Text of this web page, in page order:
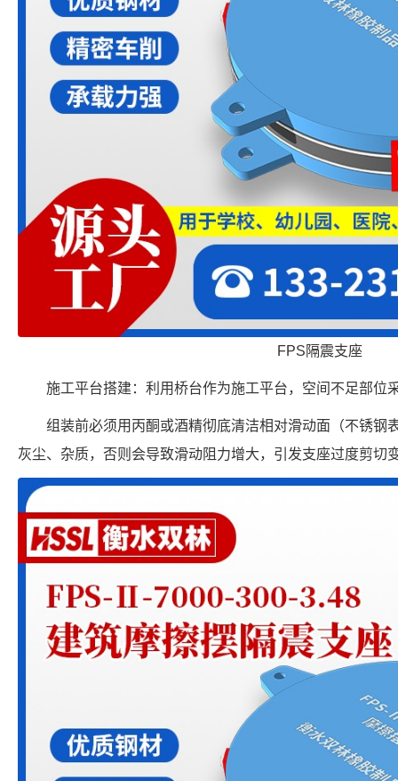
FPS隔震支座
施工平台搭建：利用桥台作为施工平台，空间不足部位
组装前必须用丙酮或酒精彻底清洁相对滑动面（不锈钢
灰尘、杂质，否则会导致滑动阻力增大，引发支座过度剪切